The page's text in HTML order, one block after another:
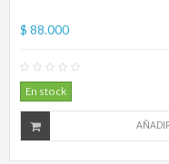
$ 88.000
En stock